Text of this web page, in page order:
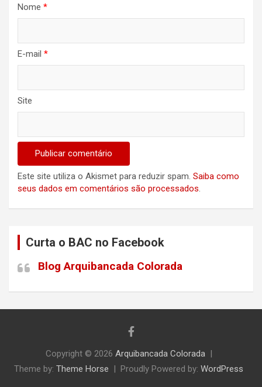
Nome *
E-mail *
Site
Este site utiliza o Akismet para reduzir spam. Saiba como
seus dados em comentários são processados.
Curta o BAC no Facebook
Blog Arquibancada Colorada
Copyright © 2026 Arquibancada Colorada
Theme by: Theme Horse Proudly Powered by: WordPress